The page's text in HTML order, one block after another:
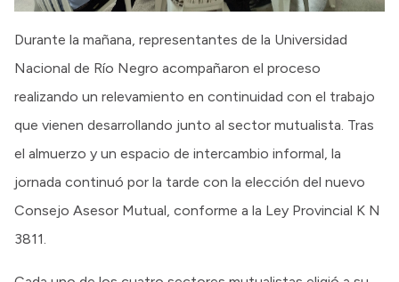
Durante la mañana, representantes de la Universidad
Nacional de Río Negro acompañaron el proceso
realizando un relevamiento en continuidad con el trabajo
que vienen desarrollando junto al sector mutualista. Tras
el almuerzo y un espacio de intercambio informal, la
jornada continuó por la tarde con la elección del nuevo
Consejo Asesor Mutual, conforme a la Ley Provincial K N
3811.